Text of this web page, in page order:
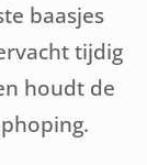
baasjes
tijdig
houdt de